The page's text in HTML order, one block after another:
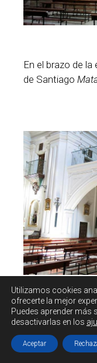
En el brazo de
de Santiago
El brazo del
la antigua
pintado en la
Utilizamos cookies
ofrecerte la mejor
Puedes aprender más
desactivarlas en los
Aceptar